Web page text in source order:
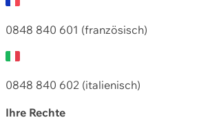
0848 840 601 (französisch)
0848 840 602 (italienisch)
Ihre Rechte